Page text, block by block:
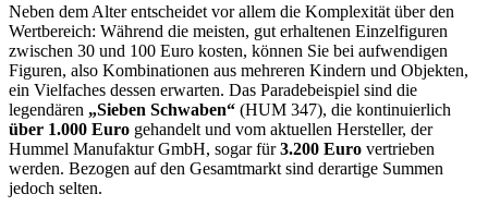
Neben dem Alter entscheidet vor allem die Komplexität über den
Wertbereich: Während die meisten, gut erhaltenen Einzelfiguren
zwischen 30 und 100 Euro kosten, können Sie bei aufwendigen
Figuren, also Kombinationen aus mehreren Kindern und Objekten,
ein Vielfaches dessen erwarten. Das Paradebeispiel sind die
legendären „Sieben Schwaben“ (HUM 347), die kontinuierlich
über 1.000 Euro gehandelt und vom aktuellen Hersteller, der
Hummel Manufaktur GmbH, sogar für3.200 Euro vertrieben
werden. Bezogen auf den Gesamtmarkt sind derartige Summen
jedoch selten.